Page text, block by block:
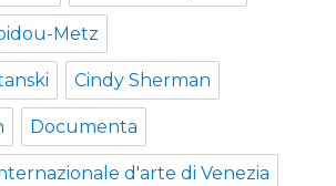
Metz
Cindy Sherman
Documenta
d'arte di Venezia